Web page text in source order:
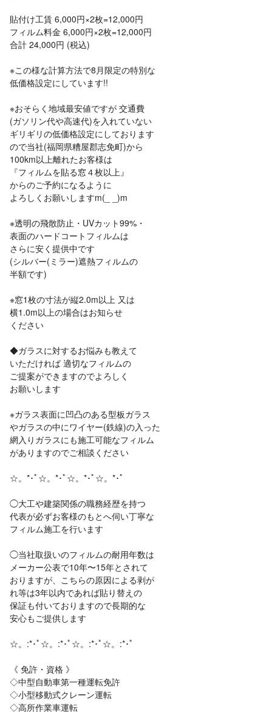
貼付け工賃 6,000円×2枚=12,000円
フィルム料金 6,000円×2枚=12,000円
合計 24,000円 (税込)
※この様な計算方法で8月限定の特別な
低価格設定にしています!!
※おそらく地域最安値ですが 交通費
(ガソリン代や高速代)を入れていない
ギリギリの低価格設定にしております
ので当社(福岡県糟屋郡志免町)から
100km以上離れたお客様は
『フィルムを貼る窓４枚以上』
からのご予約になるように
よろしくお願いしますm(_ _)m
※透明の飛散防止・UVカット99%・
表面のハードコートフィルムは
さらに安く提供中です
(シルバー(ミラー)遮熱フィルムの
半額です)
※窓1枚の寸法が縦2.0m以上 又は
横1.0m以上の場合はお知らせ
ください
◆ガラスに対するお悩みも教えて
いただければ 適切なフィルムの
ご提案ができますのでよろしく
お願いします
※ガラス表面に凹凸のある型板ガラス
やガラスの中にワイヤー(鉄線)の入った
網入りガラスにも施工可能なフィルム
がありますのでご相談ください
☆。*･ﾟ☆。*･ﾟ☆。*･ﾟ☆。*･ﾟ
◯大工や建築関係の職務経歴を持つ
代表が必ずお客様のもとへ伺い丁寧な
フィルム施工を行います
◯当社取扱いのフィルムの耐用年数は
メーカー公表で10年〜15年とされて
おりますが、こちらの原因による剥が
れ等は3年以内であれば貼り替えの
保証も付いておりますので長期的な
安心もご提供します
☆。:*･ﾟ☆。:*･ﾟ☆。:*･ﾟ☆。:*･ﾟ
《 免許・資格 》
◇中型自動車第一種運転免許
◇小型移動式クレーン運転
◇高所作業車運転